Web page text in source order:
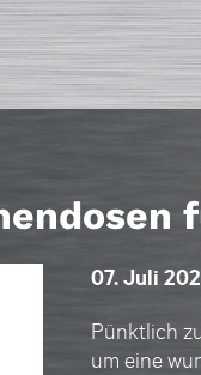
07. Juli
Pünktlich
um eine